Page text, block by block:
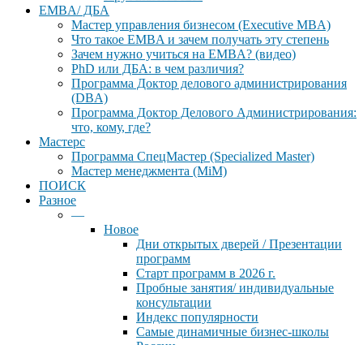
EMBA/ ДБA
Мастер управления бизнесом (Executive MBA)
Что такое EMBA и зачем получать эту степень
Зачем нужно учиться на EMBA? (видео)
PhD или ДБА: в чем различия?
Программа Доктор делового администрирования
(DBА)
Программа Доктор Делового Администрирования:
что, кому, где?
Мастерс
Программа СпецМастер (Specialized Master)
Мастер менеджмента (MiM)
ПОИСК
Разное
—
Новое
Дни открытых дверей / Презентации
программ
Старт программ в 2026 г.
Пробные занятия/ индивидуальные
консультации
Индекс популярности
Самые динамичные бизнес-школы